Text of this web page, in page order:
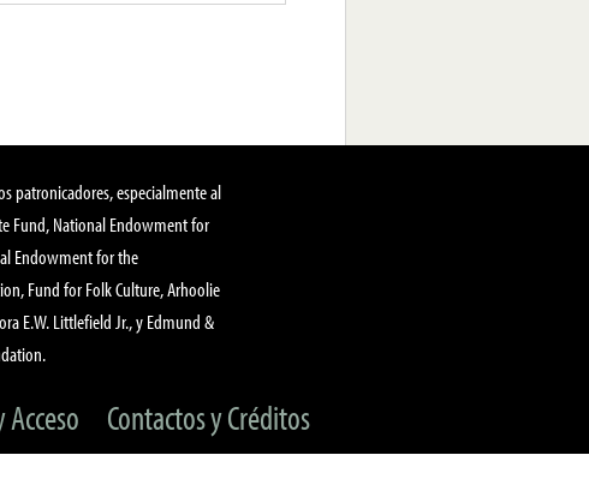
patronicadores, especialmente al
Fund, National Endowment for
Endowment for the
Fund for Folk Culture, Arhoolie
E.W. Littlefield Jr., y Edmund &
Contactos y Créditos